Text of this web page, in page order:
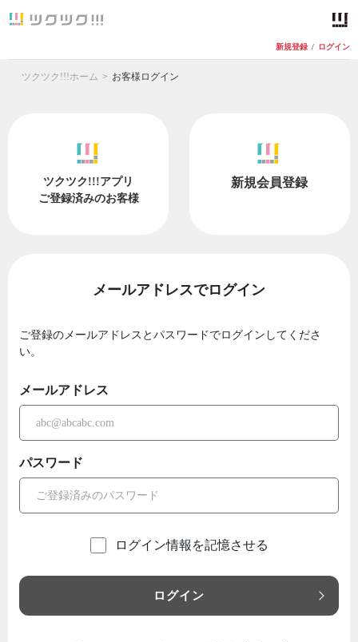
新規登録 / ログイン
ツクツク!!!ホーム お客様ログイン
ツクツク!!!アプリ
ご登録済みのお客様
新規会員登録
メールアドレスでログイン
ご登録のメールアドレスとパスワードでログインしてくださ
い。
メールアドレス
パスワード
ログイン情報を記憶させる
ログイン